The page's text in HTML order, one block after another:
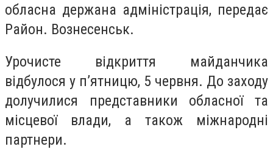
обласна держана адміністрація, передає
Район. Вознесенськ.
Урочисте відкриття майданчика
відбулося у п’ятницю, 5 червня. До заходу
долучилися представники обласної та
місцевої влади, а також міжнародні
партнери.